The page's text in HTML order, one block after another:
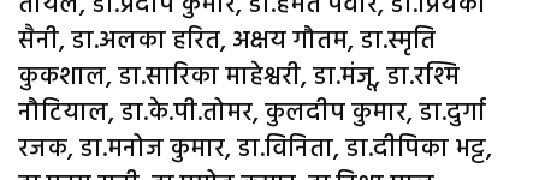
सैनी, डा.अलका हरित, अक्षय गौतम, डा.स्मृति
कुकशाल, डा.सारिका माहेश्वरी, डा.मंजू, डा.रश्मि
नौटियाल, डा.के.पी.तोमर, कुलदीप कुमार, डा.दुर्गा
रजक, डा.मनोज कुमार, डा.विनिता, डा.दीपिका भट्ट,